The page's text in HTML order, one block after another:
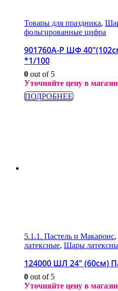
Товары для праздника,
фольгированные цифра
901760A-P ШФ
*1/100
0 out of 5
Уточняйте цену в
ПОДРОБНЕЕ
5.1.1. Пастель и Макаронс,
латексные, Шары
124000 ШЛ 24″ (60см)
0 out of 5
Уточняйте цену в